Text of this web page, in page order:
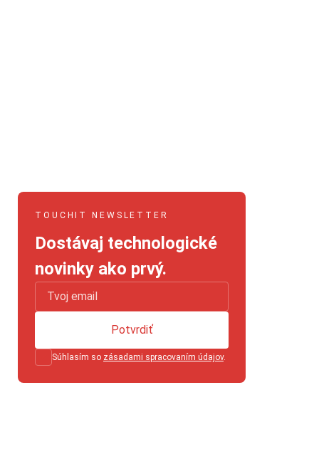
TOUCHIT NEWSLETTER
Dostávaj technologické
novinky ako prvý.
Súhlasím so zásadami spracovaním údajov.
Potvrdiť